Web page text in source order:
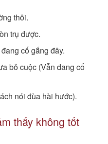
thôi.
trụ được.
cố gắng đây.
bỏ cuộc (Vẫn đang cố
nói đùa hài hước).
thấy không tốt